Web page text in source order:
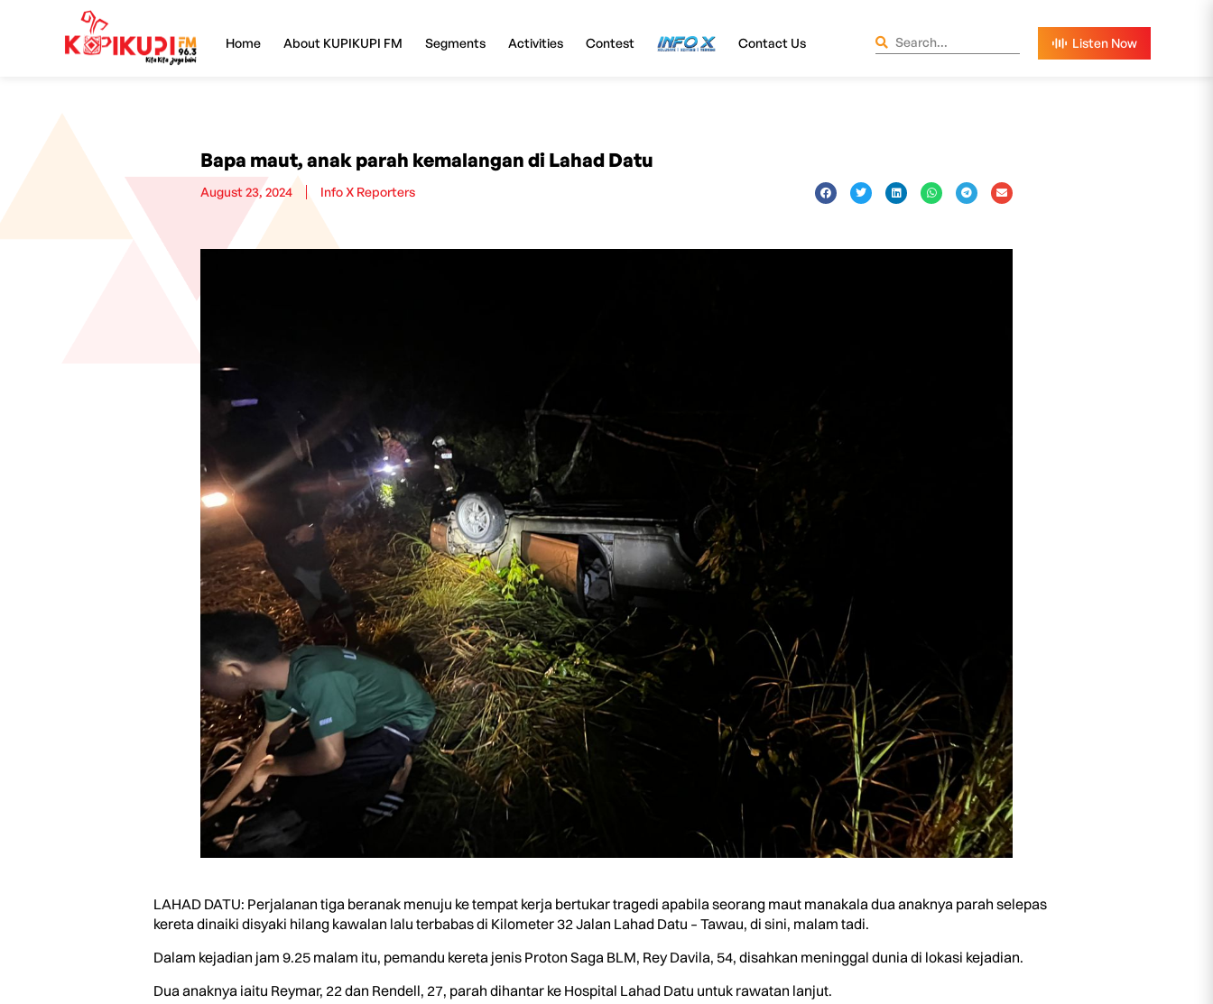
Home About KUPIKUPI FM Segments Activities Contest InfoX Contact Us
Bapa maut, anak parah kemalangan di Lahad Datu
August 23, 2024 Info X Reporters
LAHAD DATU: Perjalanan tiga beranak menuju ke tempat kerja bertukar tragedi apabila seorang maut manakala dua anaknya parah selepas
kereta dinaiki disyaki hilang kawalan lalu terbabas di Kilometer 32 Jalan Lahad Datu – Tawau, di sini, malam tadi.
Dalam kejadian jam 9.25 malam itu, pemandu kereta jenis Proton Saga BLM, Rey Davila, 54, disahkan meninggal dunia di lokasi kejadian.
Dua anaknya iaitu Reymar, 22 dan Rendell, 27, parah dihantar ke Hospital Lahad Datu untuk rawatan lanjut.